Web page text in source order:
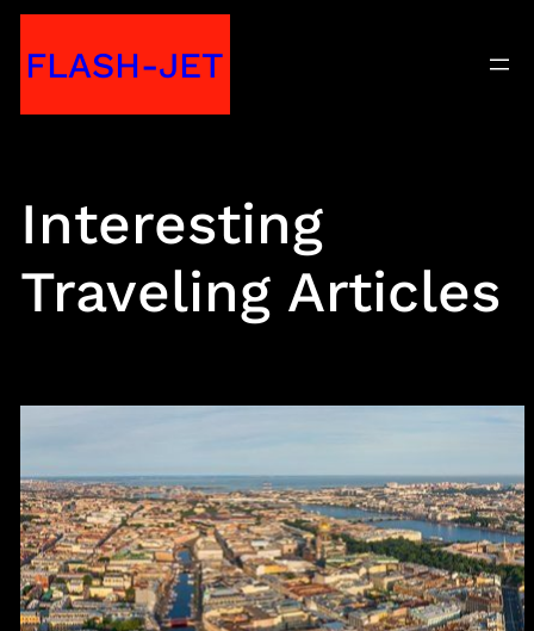
toFLASH-JET
Interesting
Traveling Articles